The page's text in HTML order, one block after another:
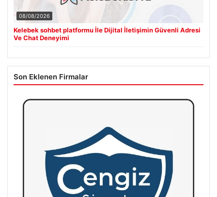
08/08/2026
Kelebek sohbet platformu İle Dijital İletişimin Güvenli Adresi
Ve Chat Deneyimi
Son Eklenen Firmalar